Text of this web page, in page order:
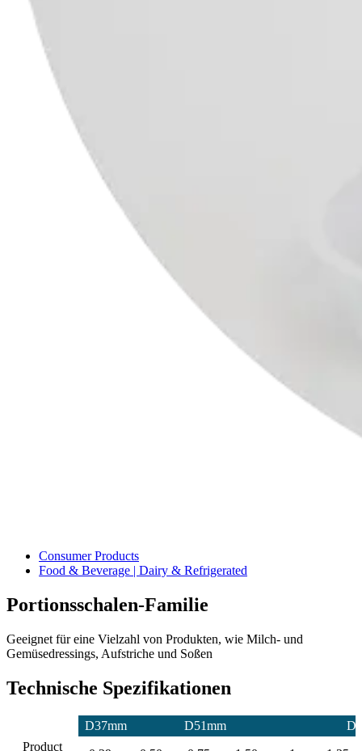
Consumer Products
Food & Beverage | Dairy & Refrigerated
Portionsschalen-Familie
Geeignet für eine Vielzahl von Produkten, wie Milch- und
Gemüsedressings, Aufstriche und Soßen
Technische Spezifikationen
D37mm D51mm
Product